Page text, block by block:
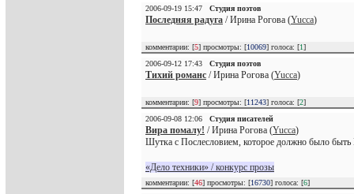
2006-09-19 15:47
Студия поэтов
Последняя радуга / Ирина Рогова (Yucca)
комментарии: [5] просмотры: [10069] голоса: [1]
2006-09-12 17:43
Студия поэтов
Тихий романс / Ирина Рогова (Yucca)
комментарии: [9] просмотры: [11243] голоса: [2]
2006-09-08 12:06
Студия писателей
Вира помалу! / Ирина Рогова (Yucca)
Шутка с Послесловием, которое должно было
«Дело техники» / конкурс прозы
комментарии: [46] просмотры: [16730] голоса: [6]